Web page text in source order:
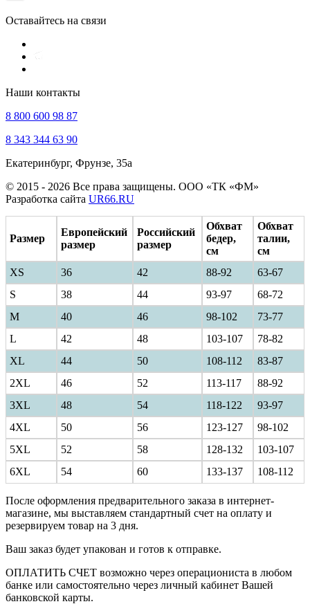
Оставайтесь на связи
Наши контакты
8 800 600 98 87
8 343 344 63 90
Екатеринбург, Фрунзе, 35а
© 2015 - 2026 Все права защищены. ООО «ТК «ФМ»
Разработка сайта UR66.RU
Размер
Европейский
размер
Российский
размер
Обхват
бедер,
см
Обхват
талии,
см
XS
36 42 88-92
63-67
S
38 44 93-97
68-72
M
40 46 98-102
73-77
L
42 48 103-107
78-82
XL
44 50 108-112
83-87
2XL
46 52 113-117
88-92
3XL
48 54 118-122
93-97
4XL
50 56 123-127
98-102
5XL
52 58 128-132
103-107
6XL
54 60 133-137 108-112
После оформления предварительного заказа в интернет-
магазине, мы выставляем стандартный счет на оплату и
резервируем товар на 3 дня.
Ваш заказ будет упакован и готов к отправке.
ОПЛАТИТЬ СЧЕТ возможно через операциониста в любом
банке или самостоятельно через личный кабинет Вашей
банковской карты.